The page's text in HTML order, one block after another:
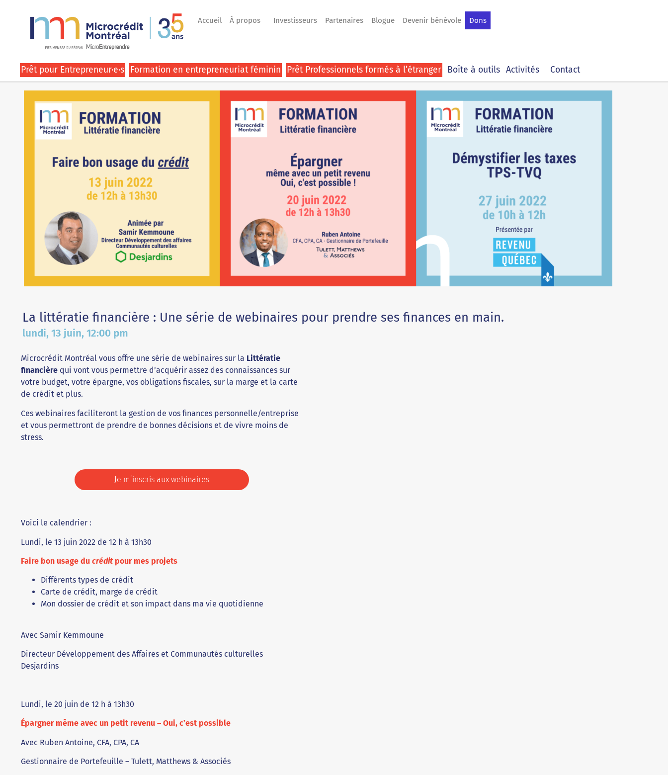
Accueil À propos Investisseurs Partenaires Blogue Devenir bénévole Dons
Prêt pour Entrepreneur·e·s Formation en entrepreneuriat féminin Prêt Professionnels formés à l’étranger Boîte à outils Activités Contact
La littératie financière : Une série de webinaires pour prendre ses finances en main.
lundi, 13 juin, 12:00 pm
Microcrédit Montréal vous offre une série de webinaires sur la Littératie
financière qui vont vous permettre d’acquérir assez des connaissances sur
votre budget, votre épargne, vos obligations fiscales, sur la marge et la carte
de crédit et plus.
Ces webinaires faciliteront la gestion de vos finances personnelle/entreprise
et vous permettront de prendre de bonnes décisions et de vivre moins de
stress.
Je m’inscris aux webinaires
Voici le calendrier :
Lundi, le 13 juin 2022 de 12 h à 13h30
Faire bon usage du crédit pour mes projets
Différents types de crédit
Carte de crédit, marge de crédit
Mon dossier de crédit et son impact dans ma vie quotidienne
Avec Samir Kemmoune
Directeur Développement des Affaires et Communautés culturelles
Desjardins
Lundi, le 20 juin de 12 h à 13h30
Épargner même avec un petit revenu – Oui, c’est possible
Avec Ruben Antoine, CFA, CPA, CA
Gestionnaire de Portefeuille – Tulett, Matthews & Associés